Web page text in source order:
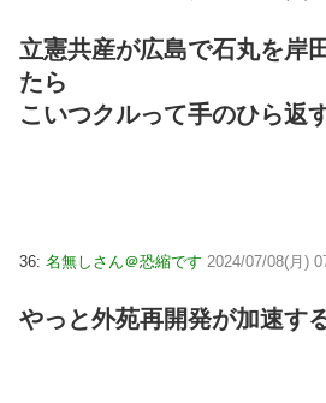
立憲共産が広島で石丸を岸
たら
こいつクルって手のひら返
36: 名無しさん＠恐縮です 2024/07/08(月)
やっと外苑再開発が加速す